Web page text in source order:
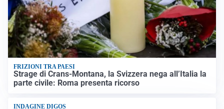
FRIZIONI TRA PAESI
Strage di Crans-Montana, la Svizzera nega all’Italia la
parte civile: Roma presenta ricorso
INDAGINE DIGOS